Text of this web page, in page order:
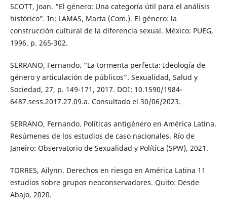
SCOTT, Joan. “El género: Una categoría útil para el análisis
histórico”. In: LAMAS, Marta (Com.). El género: la
construcción cultural de la diferencia sexual. México: PUEG,
1996. p. 265-302.
SERRANO, Fernando. “La tormenta perfecta: Ideología de
género y articulación de públicos”. Sexualidad, Salud y
Sociedad, 27, p. 149-171, 2017. DOI: 10.1590/1984-
6487.sess.2017.27.09.a. Consultado el 30/06/2023.
SERRANO, Fernando. Políticas antigénero en América Latina.
Resúmenes de los estudios de caso nacionales. Río de
Janeiro: Observatorio de Sexualidad y Política (SPW), 2021.
TORRES, Ailynn. Derechos en riesgo en América Latina 11
estudios sobre grupos neoconservadores. Quito: Desde
Abajo, 2020.